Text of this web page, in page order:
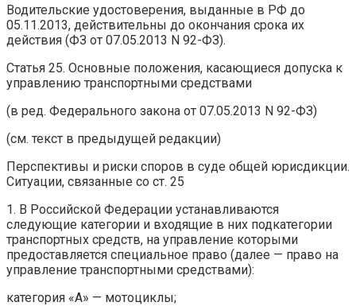
Водительские удостоверения, выданные в РФ до
05.11.2013, действительны до окончания срока их
действия (ФЗ от 07.05.2013 N 92-ФЗ).
Статья 25. Основные положения, касающиеся допуска к
управлению транспортными средствами
(в ред. Федерального закона от 07.05.2013 N 92-ФЗ)
(см. текст в предыдущей редакции)
Перспективы и риски споров в суде общей юрисдикции.
Ситуации, связанные со ст. 25
1. В Российской Федерации устанавливаются
следующие категории и входящие в них подкатегории
транспортных средств, на управление которыми
предоставляется специальное право (далее — право на
управление транспортными средствами):
категория «A» — мотоциклы;